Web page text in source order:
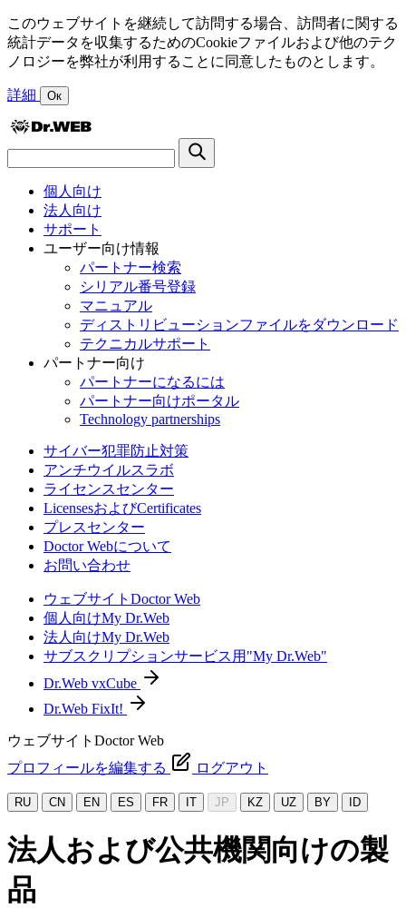
このウェブサイトを継続して訪問する場合、訪問者に関する
統計データを収集するためのCookieファイルおよび他のテク
ノロジーを弊社が利用することに同意したものとします。
詳細 Ок
個人向け
法人向け
サポート
ユーザー向け情報
パートナー検索
シリアル番号登録
マニュアル
ディストリビューションファイルをダウンロード
テクニカルサポート
パートナー向け
パートナーになるには
パートナー向けポータル
Technology partnerships
サイバー犯罪防止対策
アンチウイルスラボ
ライセンスセンター
LicensesおよびCertificates
プレスセンター
Doctor Webについて
お問い合わせ
ウェブサイトDoctor Web
個人向けMy Dr.Web
法人向けMy Dr.Web
サブスクリプションサービス用"My Dr.Web"
Dr.Web vxCube
Dr.Web FixIt!
ウェブサイトDoctor Web
プロフィールを編集する
ログアウト
RU CN EN ES FR IT JP KZ UZ BY ID
法人および公共機関向けの製
品